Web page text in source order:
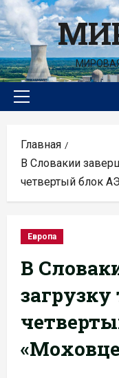
Перейти
к
содержимому
Основное
Главная
В Словакии
четвертый блок
Европа
В